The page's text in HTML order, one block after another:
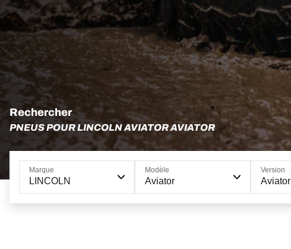
Rechercher
PNEUS POUR LINCOLN AVIATOR AVIATOR
Marque
LINCOLN
Modèle
Aviator
Version
Aviator